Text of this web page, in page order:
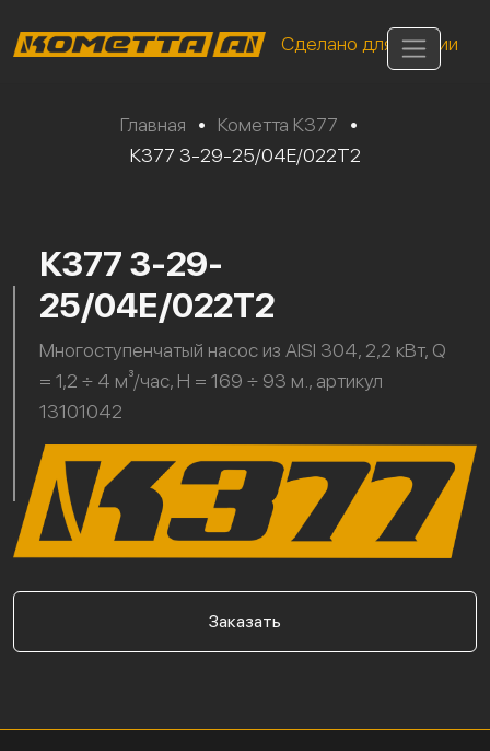
Сделано для России
Главная • Кометта К377
•
К377 3-29-25/04Е/022Т2
К377 3-29-
25/04Е/022Т2
Многоступенчатый насос из AISI 304, 2,2 кВт, Q
= 1,2 ÷ 4 м³/час, H = 169 ÷ 93 м., артикул
13101042
Заказать